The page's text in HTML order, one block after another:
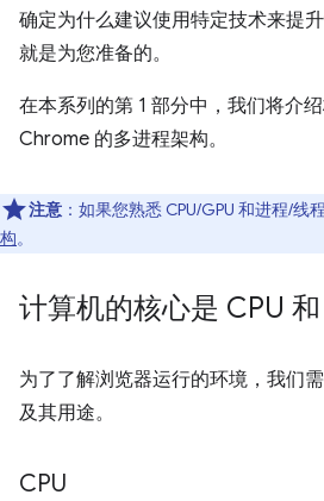
确定为什么建议使用特定技术来提
就是为您准备的。
在本系列的第 1 部分中，我们将介
Chrome 的多进程架构。
注意 ：如果您熟悉 CPU/GPU 和进程/线
构。
计算机的核心是 CPU
为了了解浏览器运行的环境，我们
及其用途。
CPU